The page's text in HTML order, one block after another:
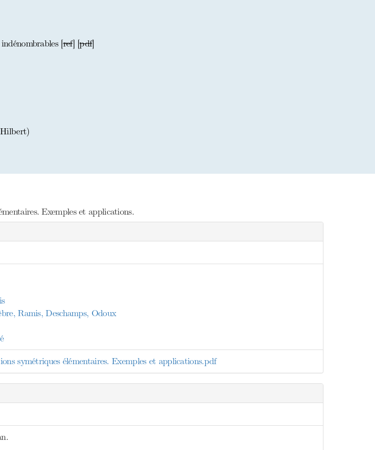
[ref] [pdf]
Hilbert)
Exemples et applications.
Ramis, Deschamps, Odoux
symétriques élémentaires. Exemples et applications.pdf